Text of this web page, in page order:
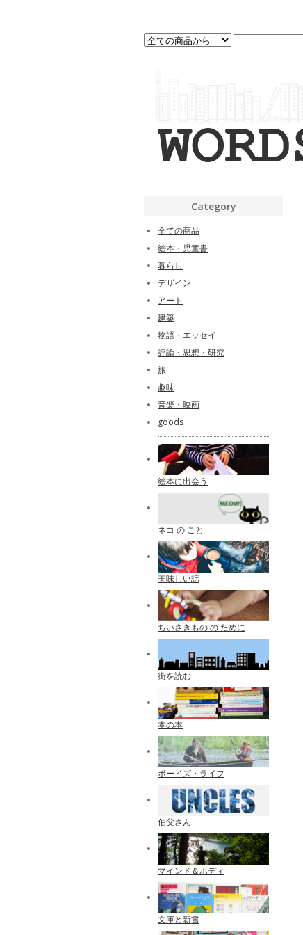
Category
全ての商品
絵本・児童書
暮らし
デザイン
アート
建築
物語・エッセイ
評論・思想・研究
旅
趣味
音楽・映画
goods
絵本に出会う
ネコ の こと
美味しい話
ちいさきもの の ために
街を読む
本の本
ボーイズ・ライフ
伯父さん
マインド＆ボディ
文庫と新書